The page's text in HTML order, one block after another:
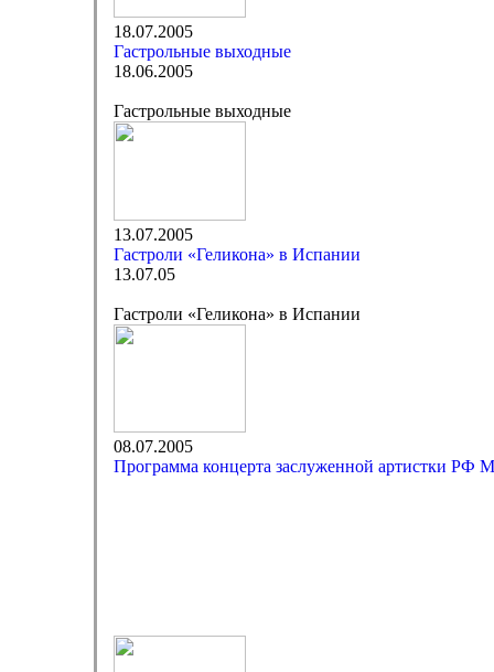
18.07.2005
Гастрольные выходные
18.06.2005
Гастрольные выходные
13.07.2005
Гастроли «Геликона» в Испании
13.07.05
Гастроли «Геликона» в Испании
08.07.2005
Программа концерта заслуженной артистки РФ